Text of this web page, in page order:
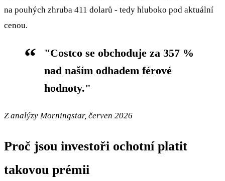
na pouhých zhruba 411 dolarů - tedy hluboko pod aktuální
cenou.
"Costco se obchoduje za 357 %
nad naším odhadem férové
hodnoty."
Z analýzy Morningstar, červen 2026
Proč jsou investoři ochotní platit
takovou prémii